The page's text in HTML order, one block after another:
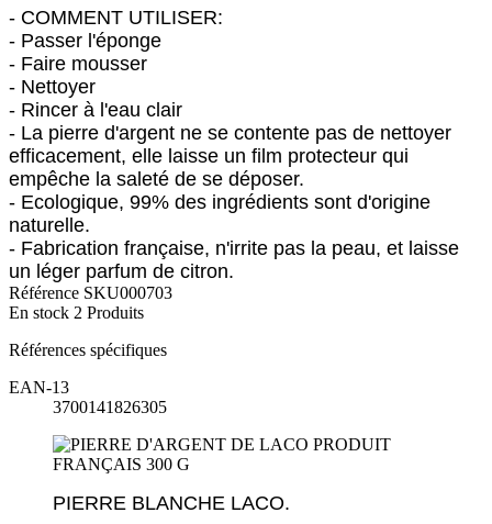
- COMMENT UTILISER:
- Passer l'éponge
- Faire mousser
- Nettoyer
- Rincer à l'eau clair
- La pierre d'argent ne se contente pas de nettoyer
efficacement, elle laisse un film protecteur qui
empêche la saleté de se déposer.
- Ecologique, 99% des ingrédients sont d'origine
naturelle.
- Fabrication française, n'irrite pas la peau, et laisse
un léger parfum de citron.
Référence SKU000703
En stock 2 Produits
Références spécifiques
EAN-13
3700141826305
PIERRE BLANCHE LACO.